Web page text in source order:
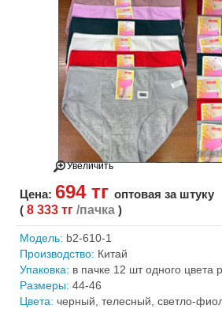
Увеличить
Цена: 694 тг оптовая за штуку
( 8 333 тг /пачка )
Модель: b2-610-1
Производство: Китай
Упаковка: в пачке 12 шт одного цвета
Размеры: 44-46
Цвета: черный, телесный, светло-